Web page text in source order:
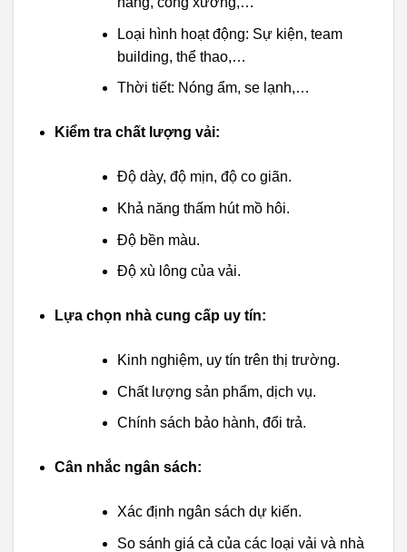
Loại hình hoạt động: Sự kiện, team
building, thể thao,…
Thời tiết: Nóng ẩm, se lạnh,…
Kiểm tra chất lượng vải:
Độ dày, độ mịn, độ co giãn.
Khả năng thấm hút mồ hôi.
Độ bền màu.
Độ xù lông của vải.
Lựa chọn nhà cung cấp uy tín:
Kinh nghiệm, uy tín trên thị trường.
Chất lượng sản phẩm, dịch vụ.
Chính sách bảo hành, đổi trả.
Cân nhắc ngân sách:
Xác định ngân sách dự kiến.
So sánh giá cả của các loại vải và nhà